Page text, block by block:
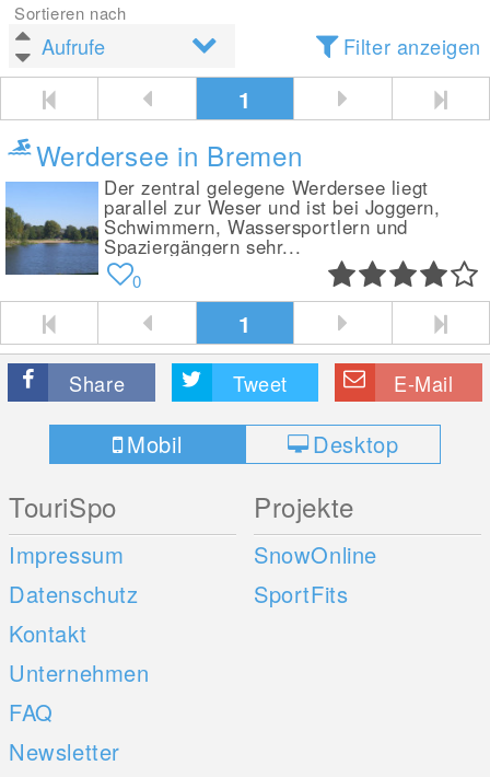
Sortieren nach
Filter anzeigen
1
Werdersee in Bremen
Der zentral gelegene Werdersee liegt
parallel zur Weser und ist bei Joggern,
Schwimmern, Wassersportlern und
Spaziergängern sehr...
0
1
Share Tweet E-Mail
Mobil Desktop
TouriSpo
Impressum
Datenschutz
Kontakt
Unternehmen
FAQ
Newsletter
Projekte
SnowOnline
SportFits